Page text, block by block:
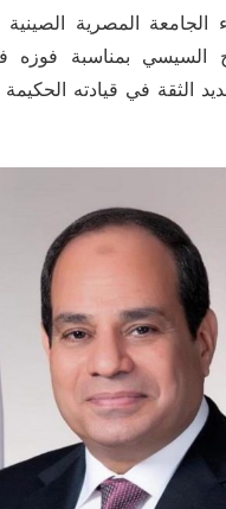
المصرية الصينية
السيسي بمناسبة فوزه
2024 وتجديد الثقة في قيادته